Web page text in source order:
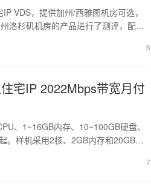
VDS，提供加州/西雅图机房可选，
洛杉矶机房的产品进行了测评，配置
行测评，评测仅供参考。" />img.wp-6
宅IP 2022Mbps带宽月付
、1~16GB内存、10~100GB硬盘、
。样机采用2核、2GB内存和20GB
img.emoji {display: inline
7